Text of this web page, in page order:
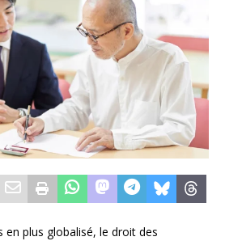
en plus globalisé, le droit des